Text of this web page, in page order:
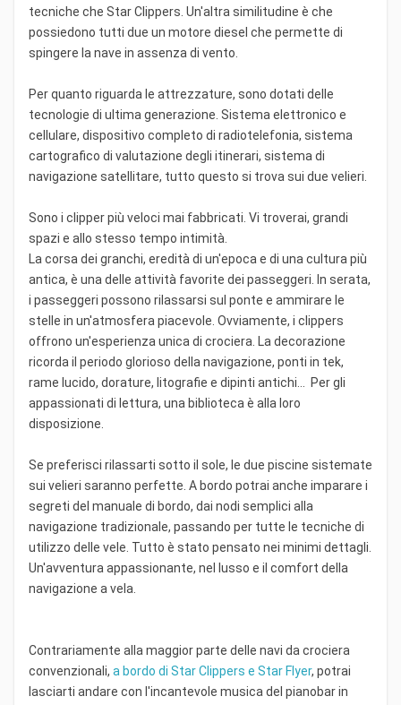
tecniche che Star Clippers. Un'altra similitudine è che
possiedono tutti due un motore diesel che permette di
spingere la nave in assenza di vento.
Per quanto riguarda le attrezzature, sono dotati delle
tecnologie di ultima generazione. Sistema elettronico e
cellulare, dispositivo completo di radiotelefonia, sistema
cartografico di valutazione degli itinerari, sistema di
navigazione satellitare, tutto questo si trova sui due velieri.
Sono i clipper più veloci mai fabbricati. Vi troverai, grandi
spazi e allo stesso tempo intimità.
La corsa dei granchi, eredità di un'epoca e di una cultura più
antica, è una delle attività favorite dei passeggeri. In serata,
i passeggeri possono rilassarsi sul ponte e ammirare le
stelle in un'atmosfera piacevole. Ovviamente, i clippers
offrono un'esperienza unica di crociera. La decorazione
ricorda il periodo glorioso della navigazione, ponti in tek,
rame lucido, dorature, litografie e dipinti antichi... Per gli
appassionati di lettura, una biblioteca è alla loro
disposizione.
Se preferisci rilassarti sotto il sole, le due piscine sistemate
sui velieri saranno perfette. A bordo potrai anche imparare i
segreti del manuale di bordo, dai nodi semplici alla
navigazione tradizionale, passando per tutte le tecniche di
utilizzo delle vele. Tutto è stato pensato nei minimi dettagli.
Un'avventura appassionante, nel lusso e il comfort della
navigazione a vela.
Contrariamente alla maggior parte delle navi da crociera
convenzionali, a bordo di Star Clippers e Star Flyer, potrai
lasciarti andare con l'incantevole musica del pianobar in